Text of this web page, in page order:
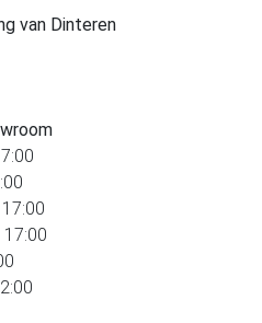
van Dinteren
17:00